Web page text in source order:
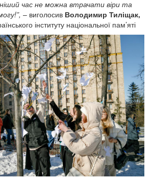
час не можна втрачати віри та
– виголосив Володимир Тиліщак,
інституту національної пам’яті